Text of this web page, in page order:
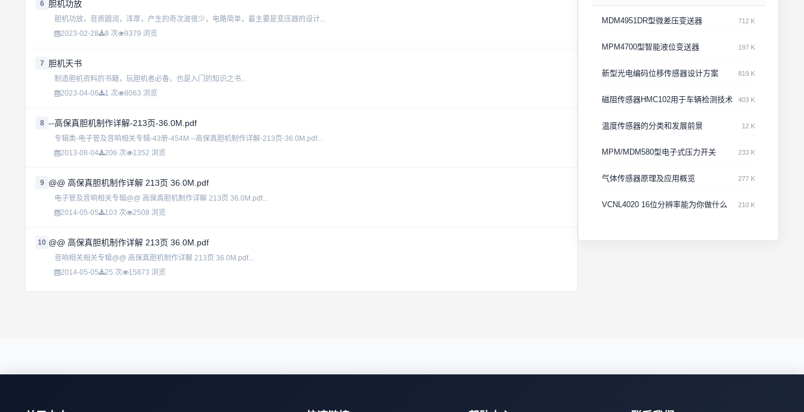
6 胆机功放
胆机功放，音质圆润，浑厚，产生的奇次波很少，电路简单，最主要是变压器的设计...
2023-02-28
9 次 9379 浏览
7 胆机天书
制造胆机资料的书籍，玩胆机者必备，也是入门的知识之书...
2023-04-06
1 次 8063 浏览
8 --高保真胆机制作详解-213页-36.0M.pdf
专辑类-电子管及音响相关专辑-43册-454M --高保真胆机制作详解-213页-36.0M.pdf...
2013-08-04
206 次 1352 浏览
9 @@ 高保真胆机制作详解 213页 36.0M.pdf
电子管及音响相关专辑@@ 高保真胆机制作详解 213页 36.0M.pdf...
2014-05-05
103 次 2508 浏览
10 @@ 高保真胆机制作详解 213页 36.0M.pdf
音响相关相关专辑@@ 高保真胆机制作详解 213页 36.0M.pdf...
2014-05-05
25 次 15873 浏览
MDM4951DR型微差压变送器 712 K
MPM4700型智能液位变送器 197 K
新型光电编码位移传感器设计方案 819 K
磁阻传感器HMC102用于车辆检测技术 403 K
温度传感器的分类和发展前景 12 K
MPM/MDM580型电子式压力开关 233 K
气体传感器原理及应用概览 277 K
VCNL4020 16位分辨率能为你做什么 210 K